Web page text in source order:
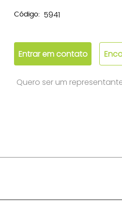
Código: 5941
Entrar em contato
Quero ser um